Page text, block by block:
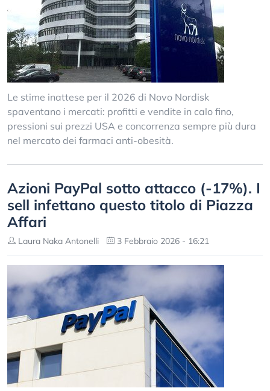
Le stime inattese per il 2026 di Novo Nordisk
spaventano i mercati: profitti e vendite in calo fino,
pressioni sui prezzi USA e concorrenza sempre più dura
nel mercato dei farmaci anti-obesità.
Azioni PayPal sotto attacco (-17%). I
sell infettano questo titolo di Piazza
Affari
Laura Naka Antonelli 3 Febbraio 2026 - 16:21